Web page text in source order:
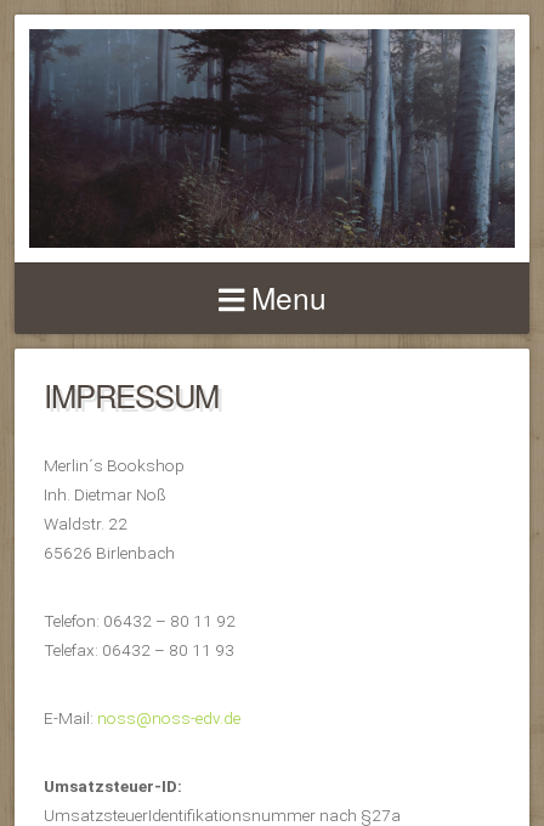
MERLINS
BOOKSHOP
Menu
IMPRESSUM
Merlin´s Bookshop
Inh. Dietmar Noß
Waldstr. 22
65626 Birlenbach
Telefon: 06432 – 80 11 92
Telefax: 06432 – 80 11 93
E-Mail: noss@noss-edv.de
Umsatzsteuer-ID:
UmsatzsteuerIdentifikationsnummer nach §27a